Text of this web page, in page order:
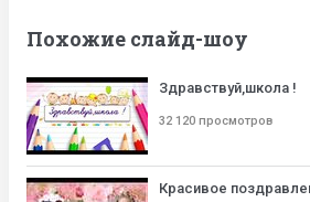
Похожие слайд-шоу
Здравствуй,школа !
32 120 просмотров
Красивое